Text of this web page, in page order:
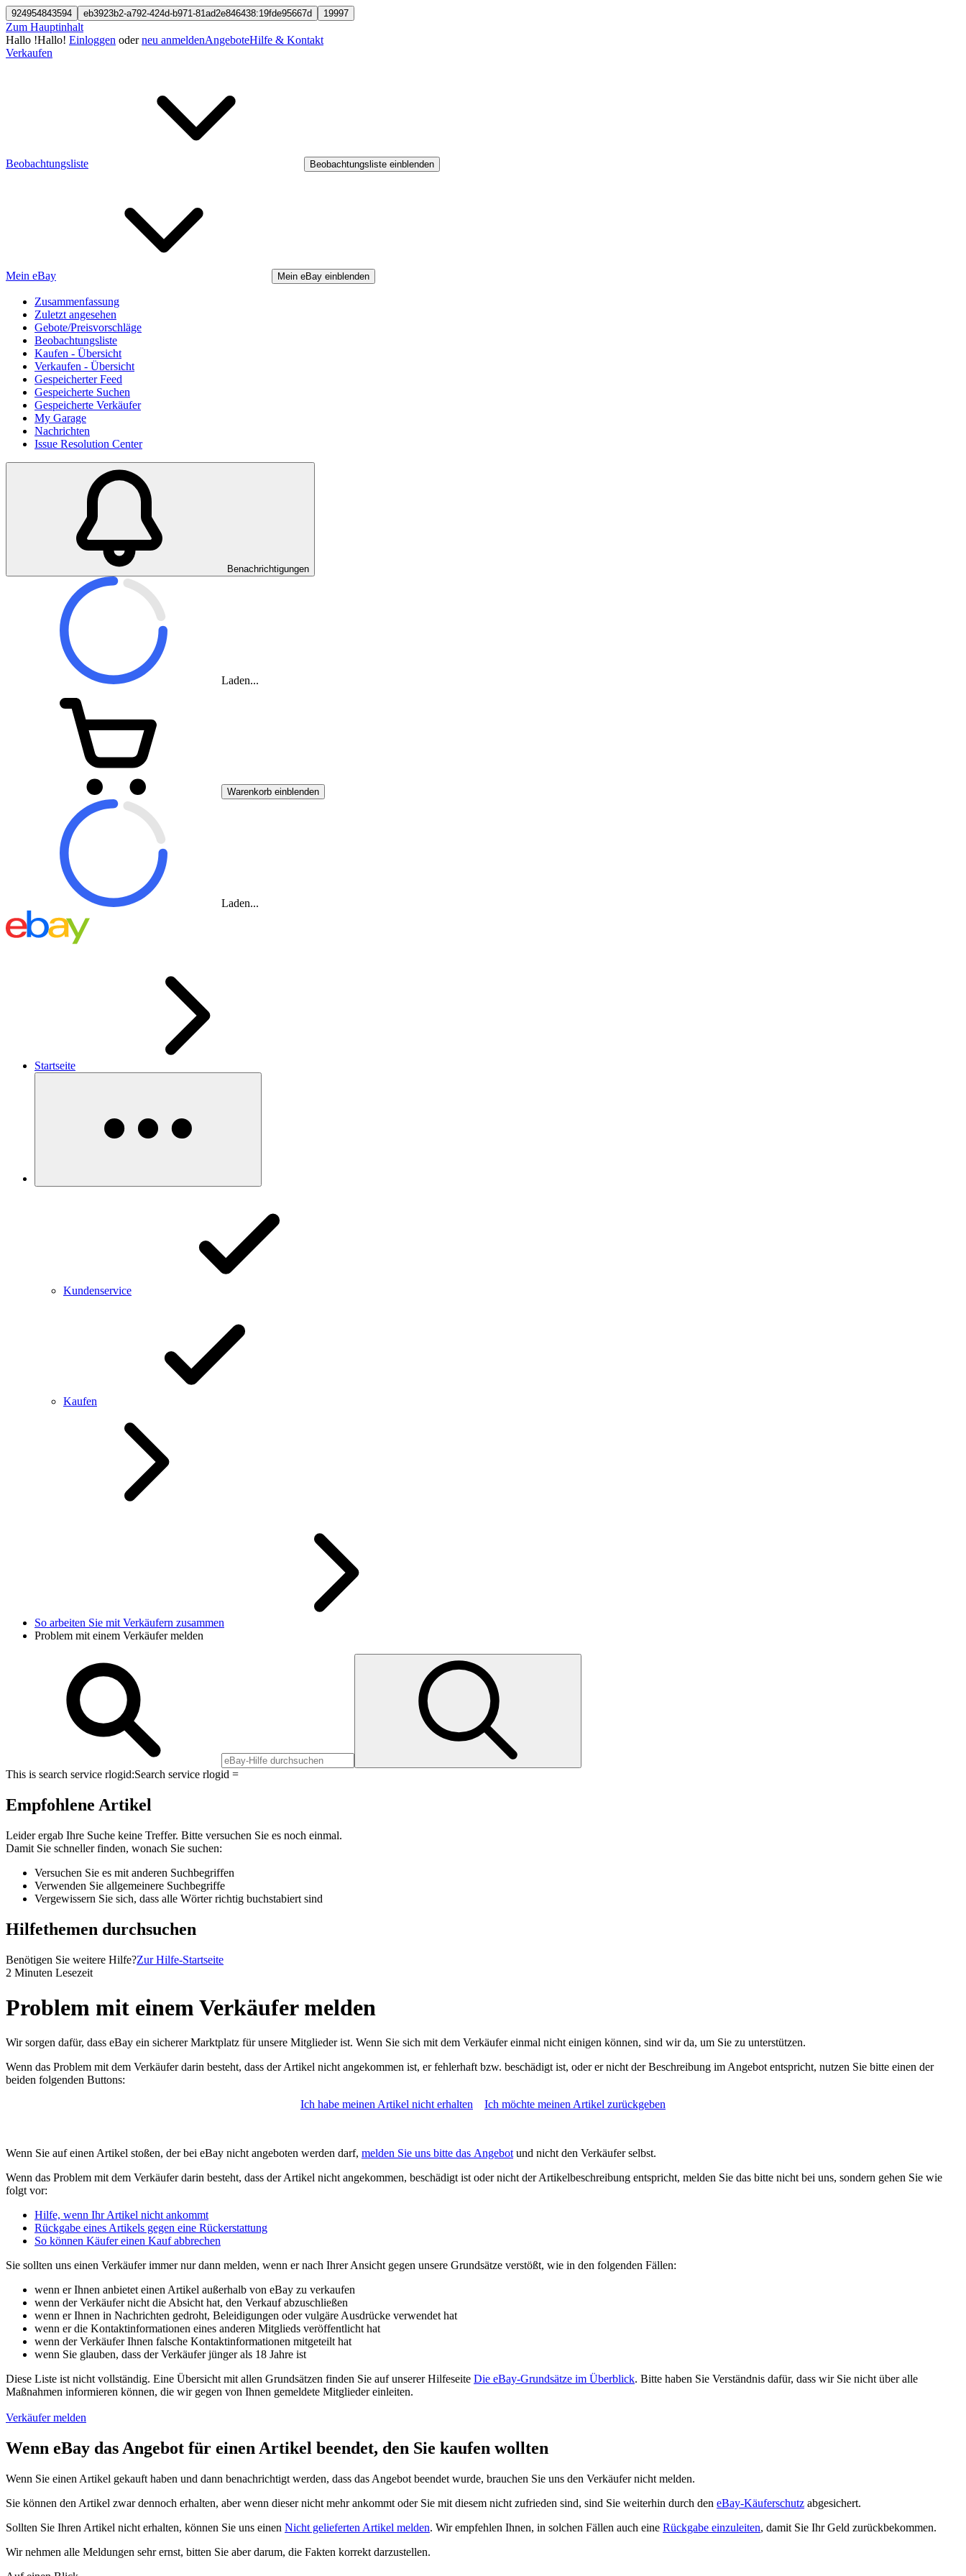
924954843594 eb3923b2-a792-424d-b971-81ad2e846438:19fde95667d 19997
Zum Hauptinhalt
Hallo !Hallo! Einloggen oderneu anmeldenAngeboteHilfe & Kontakt
Verkaufen
Beobachtungsliste Beobachtungsliste einblenden
Mein eBay Mein eBay einblenden
Zusammenfassung
Zuletzt angesehen
Gebote/Preisvorschläge
Beobachtungsliste
Kaufen - Übersicht
Verkaufen - Übersicht
Gespeicherter Feed
Gespeicherte Suchen
Gespeicherte Verkäufer
My Garage
Nachrichten
Issue Resolution Center
Benachrichtigungen
Laden...
Warenkorb einblenden
Laden...
Startseite
Kundenservice
Kaufen
So arbeiten Sie mit Verkäufern zusammen
Problem mit einem Verkäufer melden
This is search service rlogid:Search service rlogid =
Empfohlene Artikel
Leider ergab Ihre Suche keine Treffer. Bitte versuchen Sie es noch einmal.
Damit Sie schneller finden, wonach Sie suchen:
Versuchen Sie es mit anderen Suchbegriffen
Verwenden Sie allgemeinere Suchbegriffe
Vergewissern Sie sich, dass alle Wörter richtig buchstabiert sind
Hilfethemen durchsuchen
Benötigen Sie weitere Hilfe?Zur Hilfe-Startseite
2 Minuten Lesezeit
Problem mit einem Verkäufer melden
Wir sorgen dafür, dass eBay ein sicherer Marktplatz für unsere Mitglieder ist. Wenn Sie sich mit dem Verkäufer einmal nicht einigen können, sind wir da, um Sie zu unterstützen.
Wenn das Problem mit dem Verkäufer darin besteht, dass der Artikel nicht angekommen ist, er fehlerhaft bzw. beschädigt ist, oder er nicht der Beschreibung im Angebot entspricht, nutzen Sie bitte einen der
beiden folgenden Buttons:
Ich habe meinen Artikel nicht erhalten
Ich möchte meinen Artikel zurückgeben
Wenn Sie auf einen Artikel stoßen, der bei eBay nicht angeboten werden darf, melden Sie uns bitte das Angebotund nicht den Verkäufer selbst.
Wenn das Problem mit dem Verkäufer darin besteht, dass der Artikel nicht angekommen, beschädigt ist oder nicht der Artikelbeschreibung entspricht, melden Sie das bitte nicht bei uns, sondern gehen Sie wie
folgt vor:
Hilfe, wenn Ihr Artikel nicht ankommt
Rückgabe eines Artikels gegen eine Rückerstattung
So können Käufer einen Kauf abbrechen
Sie sollten uns einen Verkäufer immer nur dann melden, wenn er nach Ihrer Ansicht gegen unsere Grundsätze verstößt, wie in den folgenden Fällen:
wenn er Ihnen anbietet einen Artikel außerhalb von eBay zu verkaufen
wenn der Verkäufer nicht die Absicht hat, den Verkauf abzuschließen
wenn er Ihnen in Nachrichten gedroht, Beleidigungen oder vulgäre Ausdrücke verwendet hat
wenn er die Kontaktinformationen eines anderen Mitglieds veröffentlicht hat
wenn der Verkäufer Ihnen falsche Kontaktinformationen mitgeteilt hat
wenn Sie glauben, dass der Verkäufer jünger als 18 Jahre ist
Diese Liste ist nicht vollständig. Eine Übersicht mit allen Grundsätzen finden Sie auf unserer Hilfeseite Die eBay-Grundsätze im Überblick. Bitte haben Sie Verständnis dafür, dass wir Sie nicht über alle
Maßnahmen informieren können, die wir gegen von Ihnen gemeldete Mitglieder einleiten.
Verkäufer melden
Wenn eBay das Angebot für einen Artikel beendet, den Sie kaufen wollten
Wenn Sie einen Artikel gekauft haben und dann benachrichtigt werden, dass das Angebot beendet wurde, brauchen Sie uns den Verkäufer nicht melden.
Sie können den Artikel zwar dennoch erhalten, aber wenn dieser nicht mehr ankommt oder Sie mit diesem nicht zufrieden sind, sind Sie weiterhin durch den eBay-Käuferschutz abgesichert.
Sollten Sie Ihren Artikel nicht erhalten, können Sie uns einen Nicht gelieferten Artikel melden. Wir empfehlen Ihnen, in solchen Fällen auch eine Rückgabe einzuleiten, damit Sie Ihr Geld zurückbekommen.
Wir nehmen alle Meldungen sehr ernst, bitten Sie aber darum, die Fakten korrekt darzustellen.